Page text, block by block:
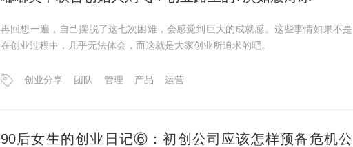
再回想一遍，自己摆脱了这七次困难，会感觉到巨大的成就感。这些事情如果不是
在创业过程中，几乎无法体会，而这就是大家创业所追求的吧。
创业分享 团队 管理 产品 运营
90后女生的创业日记⑥：初创公司应该怎样预备危机公